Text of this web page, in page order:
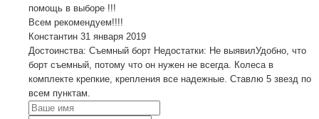
помощь в выборе !!!
Всем рекомендуем!!!!
Константин 31 января 2019
Достоинства: Съемный борт Недостатки: Не выявилУдобно, что
борт съемный, потому что он нужен не всегда. Колеса в
комплекте крепкие, крепления все надежные. Ставлю 5 звезд по
всем пунктам.